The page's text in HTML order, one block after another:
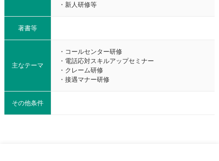
・新人研修等
著書等
主なテーマ
・コールセンター研修
・電話応対スキルアップセミナー
・クレーム研修
・接遇マナー研修
その他条件